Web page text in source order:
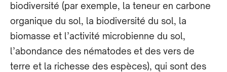
biodiversité (par exemple, la teneur en carbone
organique du sol, la biodiversité du sol, la
biomasse et l’activité microbienne du sol,
l’abondance des nématodes et des vers de
terre et la richesse des espèces), qui sont des